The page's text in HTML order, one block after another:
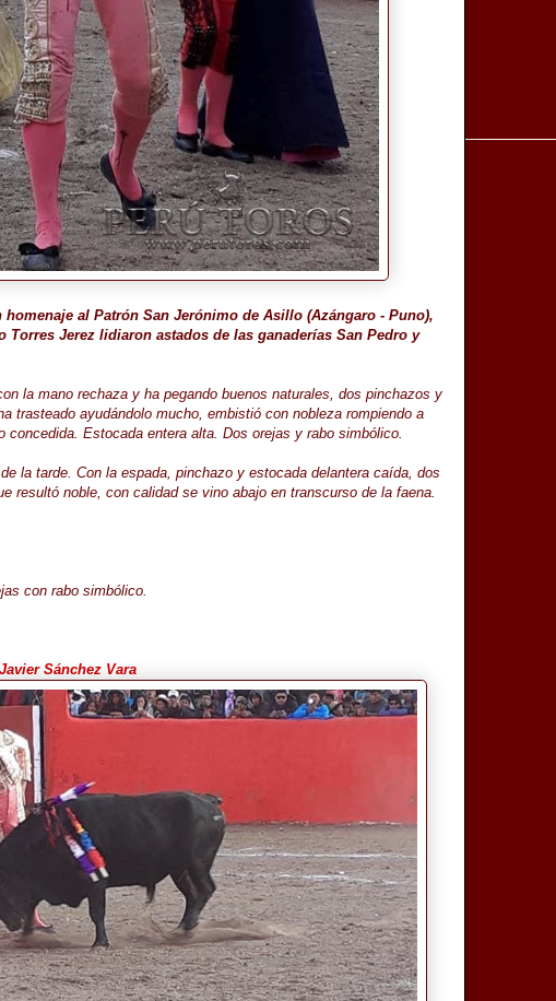
homenaje al Patrón San Jerónimo de Asillo (Azángaro - Puno),
Torres Jerez lidiaron astados de las ganaderías San Pedro y
la mano rechaza y ha pegando buenos naturales, dos pinchazos y
trasteado ayudándolo mucho, embistió con nobleza rompiendo a
Estocada entera alta. Dos orejas y rabo simbólico.
la tarde. Con la espada, pinchazo y estocada delantera caída, dos
resultó noble, con calidad se vino abajo en transcurso de la faena.
con rabo simbólico.
Javier Sánchez Vara